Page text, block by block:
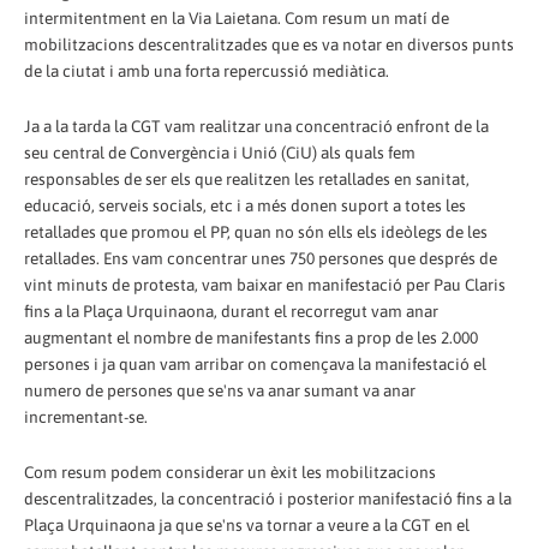
intermitentment en la Via Laietana. Com resum un matí de
mobilitzacions descentralitzades que es va notar en diversos punts
de la ciutat i amb una forta repercussió mediàtica.
Ja a la tarda la CGT vam realitzar una concentració enfront de la
seu central de Convergència i Unió (CiU) als quals fem
responsables de ser els que realitzen les retallades en sanitat,
educació, serveis socials, etc i a més donen suport a totes les
retallades que promou el PP, quan no són ells els ideòlegs de les
retallades. Ens vam concentrar unes 750 persones que després de
vint minuts de protesta, vam baixar en manifestació per Pau Claris
fins a la Plaça Urquinaona, durant el recorregut vam anar
augmentant el nombre de manifestants fins a prop de les 2.000
persones i ja quan vam arribar on començava la manifestació el
numero de persones que se'ns va anar sumant va anar
incrementant-se.
Com resum podem considerar un èxit les mobilitzacions
descentralitzades, la concentració i posterior manifestació fins a la
Plaça Urquinaona ja que se'ns va tornar a veure a la CGT en el